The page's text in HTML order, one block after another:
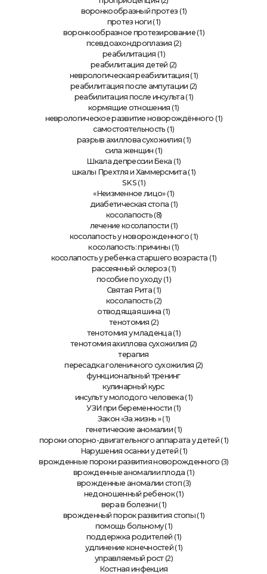
воронкообразный протез (1)
протез ноги (1)
воронкообразное протезирование(1)
псевдоахондроплазия (2)
реабилитация (1)
реабилитация детей (2)
неврологическая реабилитация (1)
реабилитация после ампутации (2)
реабилитация после инсульта(1)
кормящие отношения (1)
неврологическое развитие новорождённого (1)
самостоятельность (1)
разрыв ахиллова сухожилия (1)
сила женщин (1)
Шкала депрессии Бека (1)
шкалы Прехтля и Хаммерсмита(1)
SKS(1)
«Неизменное лицо»(1)
диабетическая стопа (1)
косолапость (8)
лечение косолапости (1)
косолапость у новорожденного (1)
косолапость: причины (1)
косолапость у ребенка старшего возраста (1)
рассеянный склероз (1)
пособие по уходу(1)
Святая Рита (1)
косолапость (2)
отводящая шина (1)
тенотомия (2)
тенотомия у младенца(1)
тенотомия ахиллова сухожилия (2)
терапия
пересадка голеничного сухожилия (2)
функциональный тренинг
кулинарный курс
инсульт у молодого человека(1)
УЗИ при беременности (1)
Закон «За жизнь » (1)
генетические аномалии (1)
пороки опорно-двигательного аппарата у детей (1)
Нарушения осанки у детей (1)
врожденные пороки развития новорожденного (3)
врожденные аномалии плода (1)
врожденные аномалии стоп (3)
недоношенный ребенок(1)
вера в болезни (1)
врожденный порок развития стопы (1)
помощь больному(1)
поддержка родителей (1)
удлинение конечностей (1)
управляемый рост(2)
Костная инфекция